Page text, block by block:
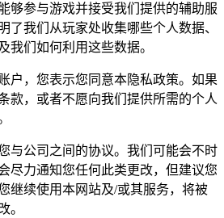
够参与游戏并接受我们提供的辅助服
了我们从玩家处收集哪些个人数据、
我们如何利用这些数据。
户，您表示您同意本隐私政策。如果
款，或者不愿向我们提供所需的个人
与公司之间的协议。我们可能会不时
尽力通知您任何此类更改，但建议您
继续使用本网站及/或其服务，将被
。